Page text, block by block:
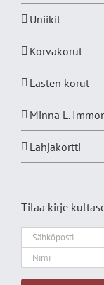
Uniikit
Korvakorut
Lasten korut
Minna L.
Lahjakortti
Tilaa kirje